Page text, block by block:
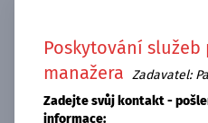
Poskytování
manažera Zadavatel:
Zadejte svůj kontakt -
informace: